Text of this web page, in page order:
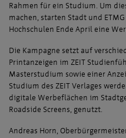
Rahmen für ein Studium. Um
machen, starten Stadt und
Hochschulen Ende April eine
Die Kampagne setzt auf
Printanzeigen im ZEIT
Masterstudium sowie einer
Studium des ZEIT Verlages
digitale Werbeflächen im
Roadside Screens, genutzt.
Andreas Horn,